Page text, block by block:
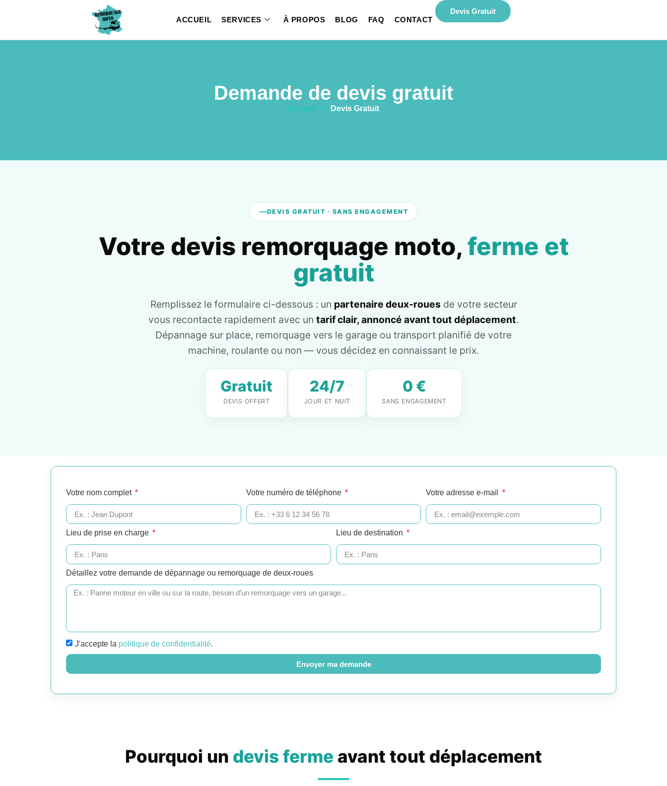
ACCUEIL SERVICES À PROPOS BLOG FAQ CONTACT
Devis Gratuit
Demande de devis gratuit
Accueil » Devis Gratuit
DEVIS GRATUIT · SANS ENGAGEMENT
Votre devis remorquage moto, ferme et
gratuit
Remplissez le formulaire ci-dessous : un partenaire deux-rouesde votre secteur
vous recontacte rapidement avec un tarif clair, annoncé avant tout déplacement.
Dépannage sur place, remorquage vers le garage ou transport planifié de votre
machine, roulante ou non — vous décidez en connaissant le prix.
Gratuit
DEVIS OFFERT
24/7
JOUR ET NUIT
0 €
SANS ENGAGEMENT
Votre nom complet Votre numéro de téléphone Votre adresse e-mail
Lieu de prise en charge Lieu de destination
Détaillez votre demande de dépannage ou remorquage de deux-roues
J'accepte la politique de confidentialité.
Envoyer ma demande
Pourquoi un devis ferme avant tout déplacement